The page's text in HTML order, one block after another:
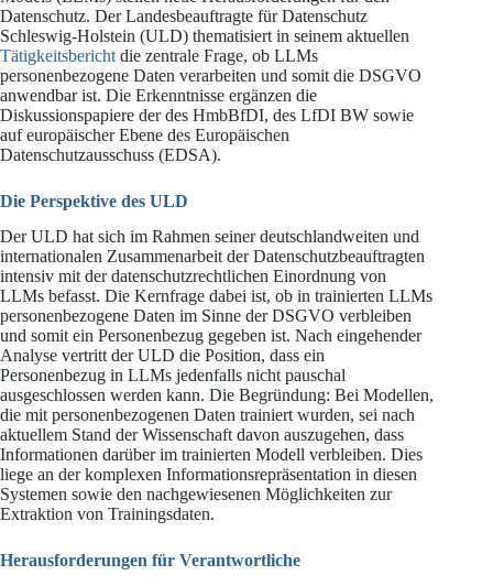
Datenschutz. Der Landesbeauftragte für Datenschutz
Schleswig-Holstein (ULD) thematisiert in seinem aktuellen
Tätigkeitsbericht die zentrale Frage, ob LLMs
personenbezogene Daten verarbeiten und somit die DSGVO
anwendbar ist. Die Erkenntnisse ergänzen die
Diskussionspapiere der des HmbBfDI, des LfDI BW sowie
auf europäischer Ebene des Europäischen
Datenschutzausschuss (EDSA).
Die Perspektive des ULD
Der ULD hat sich im Rahmen seiner deutschlandweiten und
internationalen Zusammenarbeit der Datenschutzbeauftragten
intensiv mit der datenschutzrechtlichen Einordnung von
LLMs befasst. Die Kernfrage dabei ist, ob in trainierten LLMs
personenbezogene Daten im Sinne der DSGVO verbleiben
und somit ein Personenbezug gegeben ist. Nach eingehender
Analyse vertritt der ULD die Position, dass ein
Personenbezug in LLMs jedenfalls nicht pauschal
ausgeschlossen werden kann. Die Begründung: Bei Modellen,
die mit personenbezogenen Daten trainiert wurden, sei nach
aktuellem Stand der Wissenschaft davon auszugehen, dass
Informationen darüber im trainierten Modell verbleiben. Dies
liege an der komplexen Informationsrepräsentation in diesen
Systemen sowie den nachgewiesenen Möglichkeiten zur
Extraktion von Trainingsdaten.
Herausforderungen für Verantwortliche